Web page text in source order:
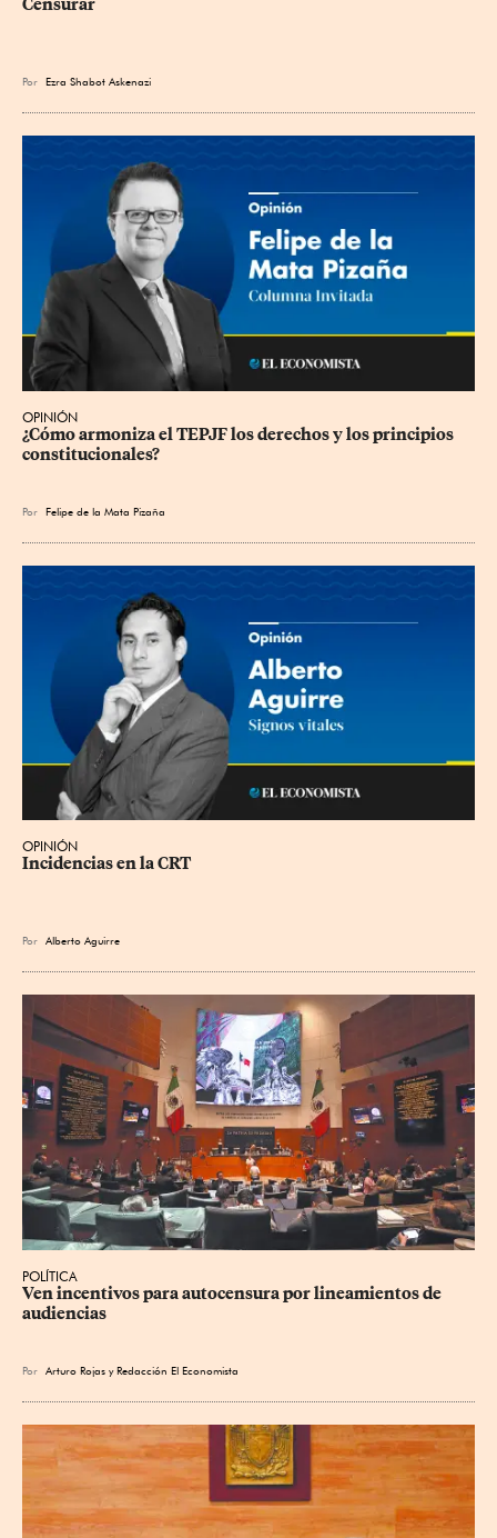
Censurar
Por Ezra Shabot Askenazi
OPINIÓN
¿Cómo armoniza el TEPJF los derechos y los principios
constitucionales?
Por Felipe de la Mata Pizaña
OPINIÓN
Incidencias en la CRT
Por Alberto Aguirre
POLÍTICA
Ven incentivos para autocensura por lineamientos de
audiencias
Por Arturo Rojas yRedacción El Economista